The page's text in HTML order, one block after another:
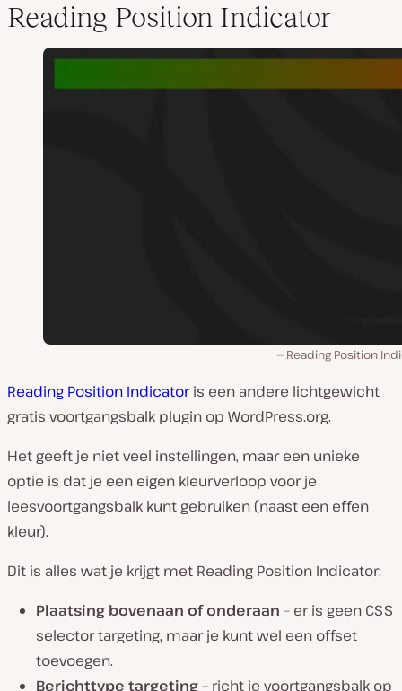
Reading Position Indicator
Reading Position
Reading Position Indicatoris een andere lichtgewicht
gratis voortgangsbalk plugin op WordPress.org.
Het geeft je niet veel instellingen, maar een unieke
optie is dat je een eigen kleurverloop voor je
leesvoortgangsbalk kunt gebruiken (naast een effen
kleur).
Dit is alles wat je krijgt met Reading Position Indicator:
Plaatsing bovenaan of onderaan – er is geen CSS
selector targeting, maar je kunt wel een offset
toevoegen.
Berichttype targeting – richt je voortgangsbalk op